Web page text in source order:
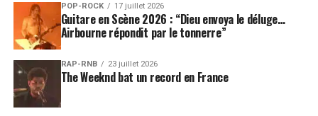
POP-ROCK 17 juillet 2026
Guitare en Scène 2026 : “Dieu envoya le déluge…
Airbourne répondit par le tonnerre”
RAP-RNB 23 juillet 2026
The Weeknd bat un record en France